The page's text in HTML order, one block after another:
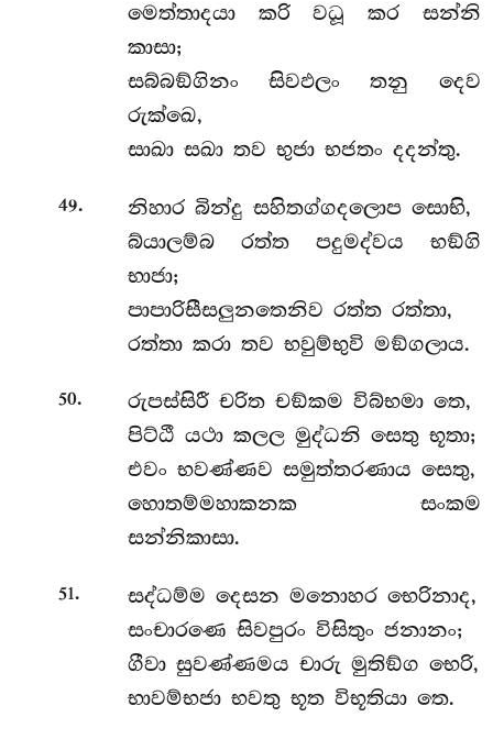
මෙත්තාදයා කරි වධූ කර සන්නි
කාසා;
සබ්බඞ්ගිනං සිවඵලං තනු දෙව
රුක්ඛෙ,
සාඛා සඛා තව භුජා භජතං දදන්තු.
49.
නිහාර බින්දු සහිතග්ගදලොප සොභි,
බ්යාලම්බ රත්ත පදුමද්වය භඞ්ගි
භාජා;
පාපාරිසීසලුනතෙනිව රත්ත රත්තා,
රත්තා කරා තව භවුම්භුවි මඞ්ගලාය.
50.
රුපස්සිරී චරිත චඞ්කම විබ්භමා තෙ,
පිට්ඨී යථා කලල මුද්ධනි සෙතු භූතා;
එවං භවණ්ණව සමුත්තරණාය සෙතු,
හොතම්මහාකනක සංකම
සන්නිකාසා.
51.
සද්ධම්ම දෙසන මනොහර භෙරිනාද,
සංචාරණෙ සිවපුරං විසිතුං ජනානං;
ගීවා සුවණ්ණමය චාරු මුතිඞ්ග භෙරි,
භාවම්භජා භවතු භූත විභූතියා තෙ.